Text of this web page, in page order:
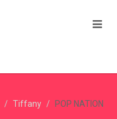
Tiffany POP NATION